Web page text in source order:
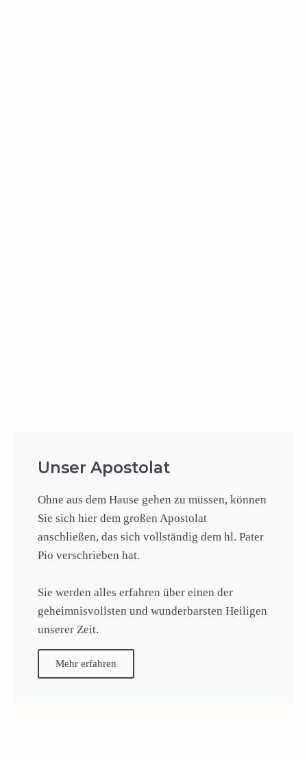
Unser Apostolat
Ohne aus dem Hause gehen zu müssen, können
Sie sich hier dem großen Apostolat
anschließen, das sich vollständig dem hl. Pater
Pio verschrieben hat.
Sie werden alles erfahren über einen der
geheimnisvollsten und wunderbarsten Heiligen
unserer Zeit.
Mehr erfahren